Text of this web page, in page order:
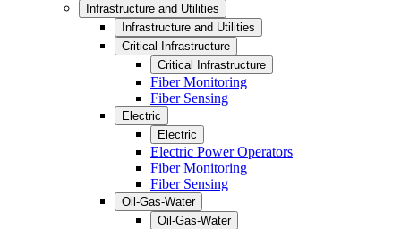
Infrastructure and Utilities
Infrastructure and Utilities
Critical Infrastructure
Critical Infrastructure
Fiber Monitoring
Fiber Sensing
Electric
Electric
Electric Power Operators
Fiber Monitoring
Fiber Sensing
Oil-Gas-Water
Oil-Gas-Water